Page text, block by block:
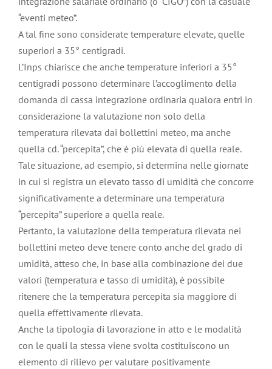
“eventi meteo”.
A tal fine sono considerate temperature elevate, quelle
superiori a 35° centigradi.
L’Inps chiarisce che anche temperature inferiori a 35°
centigradi possono determinare l’accoglimento della
domanda di cassa integrazione ordinaria qualora entri in
considerazione la valutazione non solo della
temperatura rilevata dai bollettini meteo, ma anche
quella cd. “percepita”, che è più elevata di quella reale.
Tale situazione, ad esempio, si determina nelle giornate
in cui si registra un elevato tasso di umidità che concorre
significativamente a determinare una temperatura
“percepita” superiore a quella reale.
Pertanto, la valutazione della temperatura rilevata nei
bollettini meteo deve tenere conto anche del grado di
umidità, atteso che, in base alla combinazione dei due
valori (temperatura e tasso di umidità), è possibile
ritenere che la temperatura percepita sia maggiore di
quella effettivamente rilevata.
Anche la tipologia di lavorazione in atto e le modalità
con le quali la stessa viene svolta costituiscono un
elemento di rilievo per valutare positivamente